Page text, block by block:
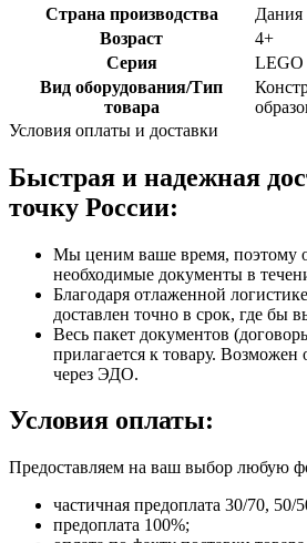
Страна производства
Дания
Возраст
4+
Серия
LEGO
Вид оборудования/Тип
товара
Условия оплаты и доставки
Быстрая и надежная
точку России:
Мы ценим ваше время, поэтому
необходимые документы в
Благодаря отлаженной
доставлен точно в срок, где бы
Весь пакет документов
прилагается к товару.
через ЭДО.
Условия оплаты:
Предоставляем на ваш выбор любую
частичная предоплата 30/70, 50/
предоплата 100%;